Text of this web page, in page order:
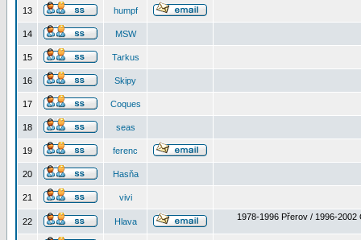
13 humpf
14 MSW
15 Tarkus
16 Skipy
17 Coques
18 seas
19 ferenc
20 Hasňa
21 vivi
22 Hlava 1978-1996 Přerov / 1996-2002